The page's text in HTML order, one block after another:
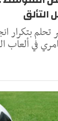
التألق
بتكرار
في ألعاب